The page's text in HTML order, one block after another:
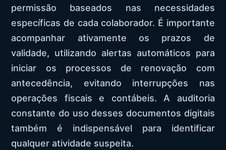
permissão baseados nas necessidades
específicas de cada colaborador. É importante
acompanhar ativamente os prazos de
validade, utilizando alertas automáticos para
iniciar os processos de renovação com
antecedência, evitando interrupções nas
operações fiscais e contábeis. A auditoria
constante do uso desses documentos digitais
também é indispensável para identificar
qualquer atividade suspeita.